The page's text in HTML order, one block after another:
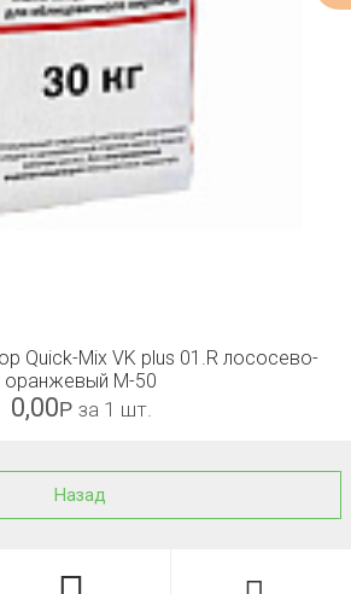
Quick-Mix VK plus 01.R лососево-
оранжевый М-50
0,00Р за 1 шт.
Назад